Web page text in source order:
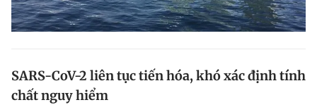
SARS-CoV-2 liên tục tiến hóa, khó xác định tính
chất nguy hiểm